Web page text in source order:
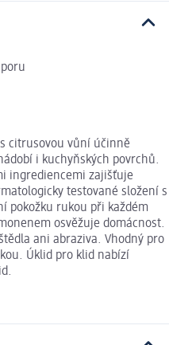
citrusovou vůní účinně
i kuchyňských povrchů.
ingrediencemi zajišťuje
testované složení s
pokožku rukou při každém
osvěžuje domácnost.
ani abraziva. Vhodný pro
Úklid pro klid nabízí